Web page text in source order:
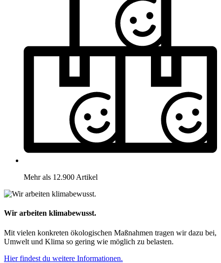
Mehr als 12.900 Artikel
Wir arbeiten klimabewusst.
Mit vielen konkreten ökologischen Maßnahmen tragen wir dazu bei,
Umwelt und Klima so gering wie möglich zu belasten.
Hier findest du weitere Informationen.